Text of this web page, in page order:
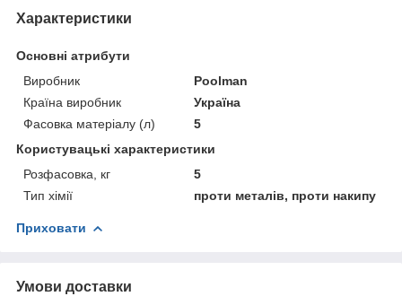
Характеристики
Основні атрибути
Виробник
Poolman
Країна виробник
Україна
Фасовка матеріалу (л)
5
Користувацькі характеристики
Розфасовка, кг
5
Тип хімії
проти металів, проти накипу
Приховати
Умови доставки